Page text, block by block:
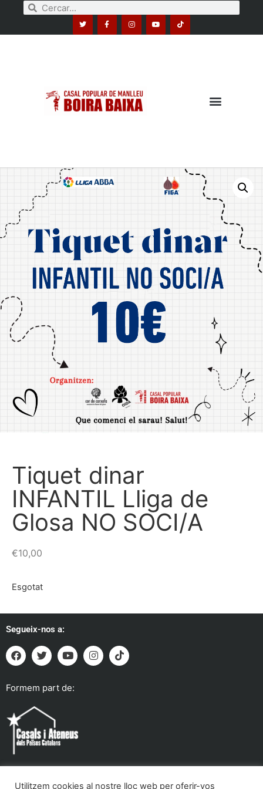
Tiquet dinar
INFANTIL Lliga de
Glosa NO SOCI/A
€10,00
Esgotat
Segueix-nos a:
Formem part de:
Utilitzem cookies al nostre lloc web per oferir-vos